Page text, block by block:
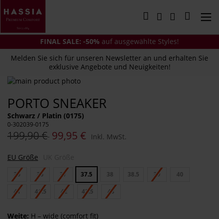
zum
Inhalt
Mein
FINAL SALE: -50% auf ausgewählte Styles!
Melden Sie sich für unseren Newsletter an und erhalten Sie
exklusive Angebote und Neuigkeiten!
PORTO SNEAKER
Schwarz / Platin (0175)
0-302039-0175
199,90 € 99,95 € Inkl. MwSt.
EU Größe
35 36 37 37.5 38 38.5 39 40
41 41.5 42 42.5 43
Weite: H – wide (comfort fit)
Zum
der
Bildergalerie
springen
Anfang
der
Bildergalerie
springen